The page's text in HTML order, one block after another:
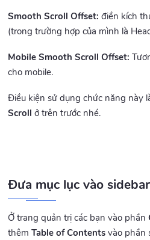
Smooth Scroll Offset: điền kích
(trong trường hợp của mình là
Mobile Smooth Scroll Offset:
cho mobile.
Điều kiện sử dụng chức năng này
Scroll ở trên trước nhé.
Đưa mục lục vào sidebar
Ở trang quản trị các bạn vào phần
thêmTable of Contents vào phần